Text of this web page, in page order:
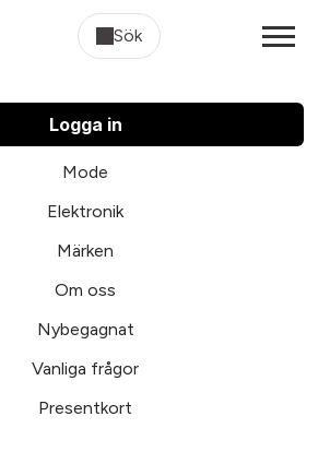
Sök
Logga in
Mode
Elektronik
Märken
Om oss
Nybegagnat
Vanliga frågor
Presentkort